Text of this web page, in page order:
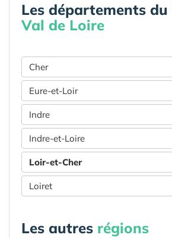
Les départements du
Val de Loire
Cher
Eure-et-Loir
Indre
Indre-et-Loire
Loir-et-Cher
Loiret
Les autres régions